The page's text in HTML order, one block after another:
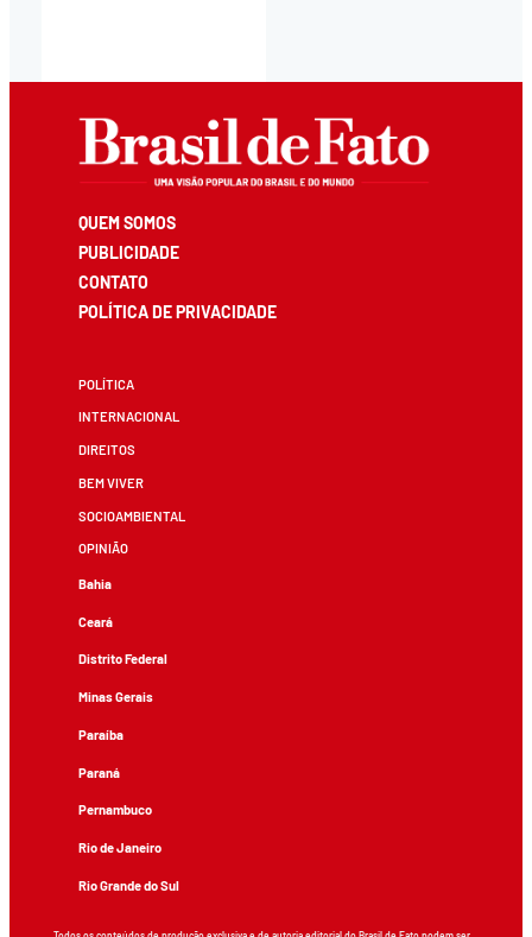
QUEM SOMOS
PUBLICIDADE
CONTATO
POLÍTICA DE PRIVACIDADE
POLÍTICA
INTERNACIONAL
DIREITOS
BEM VIVER
SOCIOAMBIENTAL
OPINIÃO
Bahia
Ceará
Distrito Federal
Minas Gerais
Paraíba
Paraná
Pernambuco
Rio de Janeiro
Rio Grande do Sul